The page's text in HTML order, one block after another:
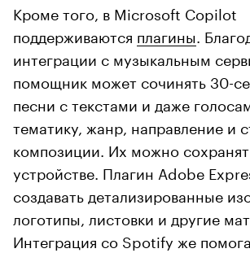
Кроме того, в Microsoft Copilot
поддерживаются плагины .
интеграции с музыкальным
помощник может сочинять 30-
песни с текстами и даже
тематику, жанр, направление и
композиции. Их можно
устройстве. Плагин Adobe
создавать детализированные
логотипы, листовки и другие
Интеграция со Spotify же